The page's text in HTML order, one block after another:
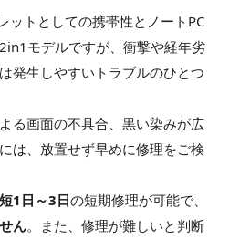
ットとしての携帯性とノートPC
モデルですが、衝撃や経年劣
は発生しやすいトラブルのひとつ
る画面の不具合、黒い染みが広
は、放置せず早めに修理をご検
1日～3日の短期修理が可能で、
ん。また、修理が難しいと判断